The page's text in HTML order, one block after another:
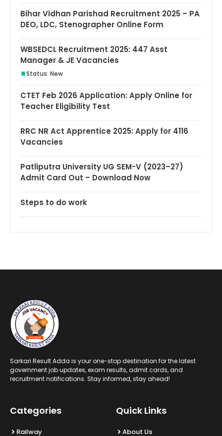
Bihar Vidhan Parishad Recruitment 2025 – PA
DEO, LDC, Stenographer Online Form
WBSEDCL Recruitment 2025: 447 Asst
Manager & JE Vacancies
Status: New
CTET Feb 2026 Application: Apply Online for
Teacher Eligibility Test
RRC NR Act Apprentice 2025: Apply for 4116
Vacancies
Patliputra University UG SEM-V (2023–27)
Admit Card Out – Download Now
Steps to do work
Sarkari Result Adda is your one-stop destination for the latest
government job updates, exam results, admit cards, and
recruitment notifications. Stay informed, stay ahead!
Categories
Railway
Quick Links
About Us